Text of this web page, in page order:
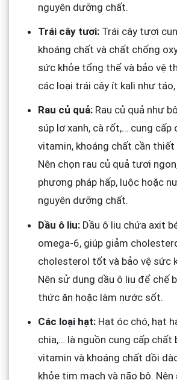
nguyên dưỡng chất.
Trái cây tươi:Trái cây tươi
khoáng chất và chất chống
sức khỏe tổng thể và bảo vệ
các loại trái cây ít kali như
Rau củ quả:Rau củ quả như
súp lơ xanh, cà rốt,… cung cấp
vitamin, khoáng chất cần
Nên chọn rau củ quả tươi
phương pháp hấp, luộc hoặc
nguyên dưỡng chất.
Dầu ô liu:Dầu ô liu chứa axit
omega-6, giúp giảm
cholesterol tốt và bảo vệ sức
Nên sử dụng dầu ô liu để chế
thức ăn hoặc làm nước sốt.
Các loại hạt:Hạt óc chó, hạt
chia,… là nguồn cung cấp chất
vitamin và khoáng chất dồi
khỏe tim mạch và não bộ.